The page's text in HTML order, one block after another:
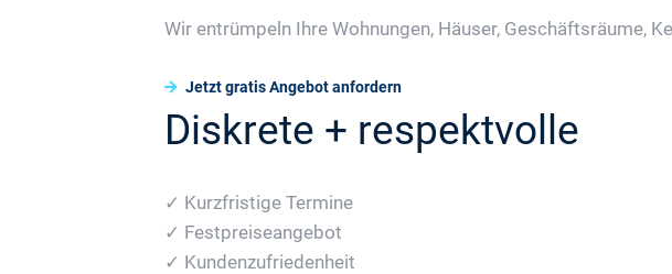
Wir entrümpeln Ihre Wohnungen, Häuser, Geschäftsräume,
Jetzt gratis Angebot anfordern
Diskrete + respektvolle
✓ Kurzfristige Termine
✓ Festpreiseangebot
✓ Kundenzufriedenheit